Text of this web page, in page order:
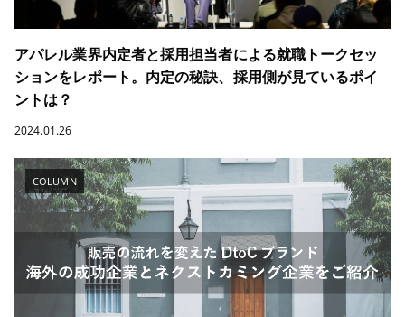
アパレル業界内定者と採用担当者による就職トークセッ
ションをレポート。内定の秘訣、採用側が見ているポイ
ントは？
2024.01.26
COLUMN